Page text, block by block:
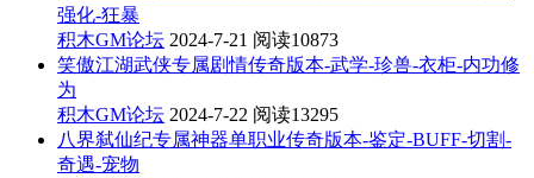
强化-狂暴
积木GM论坛 2024-7-21 阅读10873
笑傲江湖武侠专属剧情传奇版本-武学-珍兽-衣柜-内功修
为
积木GM论坛 2024-7-22 阅读13295
八界弑仙纪专属神器单职业传奇版本-鉴定-BUFF-切割-
奇遇-宠物